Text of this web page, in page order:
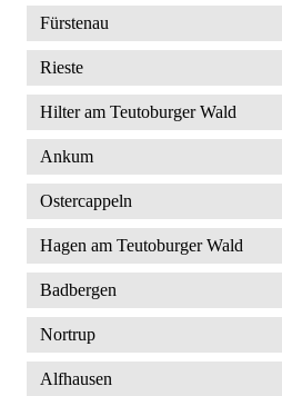
Fürstenau
Rieste
Hilter am Teutoburger Wald
Ankum
Ostercappeln
Hagen am Teutoburger Wald
Badbergen
Nortrup
Alfhausen